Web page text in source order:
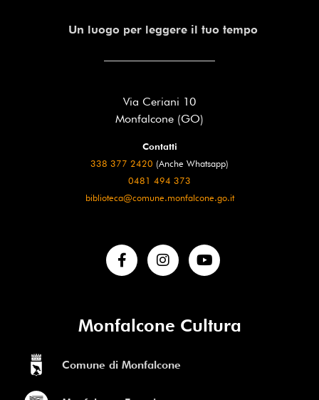
Un luogo per leggere il tuo tempo
Via Ceriani 10
Monfalcone (GO)
Contatti
338 377 2420 (Anche Whatsapp)
0481 494 373
biblioteca@comune.monfalcone.go.it
Monfalcone Cultura
Comune di Monfalcone